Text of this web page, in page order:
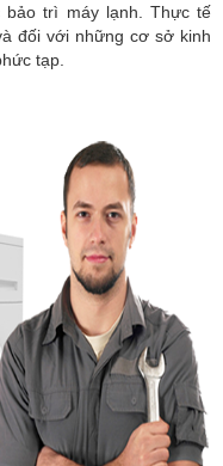
bảo trì máy lạnh. Thực tế
đối với những cơ sở kinh
tạp.